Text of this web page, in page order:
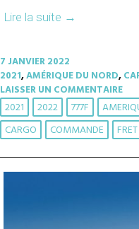
Lire la suite →
7 JANVIER 2022
2021,AMÉRIQUE DU NORD,
LAISSER UN COMMENTAIRE
2021 2022 777F
CARGO
COMMANDE FRET